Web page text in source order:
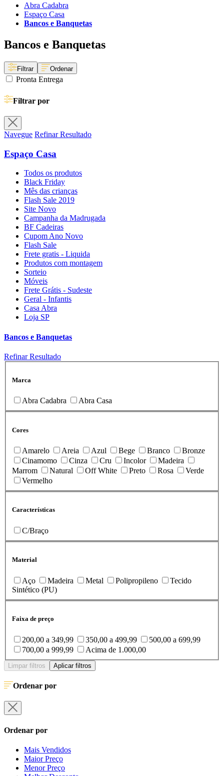
Abra Cadabra
Espaço Casa
Bancos e Banquetas
Bancos e Banquetas
Filtrar Ordenar
Pronta Entrega
Filtrar por
Navegue Refinar Resultado
Espaço Casa
Todos os produtos
Black Friday
Mês das crianças
Flash Sale 2019
Site Novo
Campanha da Madrugada
BF Cadeiras
Cupom Ano Novo
Flash Sale
Frete gratis - Liquida
Produtos com montagem
Sorteio
Móveis
Frete Grátis - Sudeste
Geral - Infantis
Casa Abra
Loja SP
Bancos e Banquetas
Refinar Resultado
Marca
Abra Cadabra Abra Casa
Cores
Amarelo Areia Azul Bege Branco
Bronze
Cinamomo
Cinza Cru Incolor
Madeira
Marrom
Natural Off White Preto Rosa
Verde
Vermelho
Características
C/Braço
Material
Aço Madeira Metal Polipropileno
Tecido
Sintético (PU)
Faixa de preço
200,00 a 349,99 350,00 a 499,99
500,00 a 699,99
700,00 a 999,99
Acima de 1.000,00
Limpar filtros Aplicar filtros
Ordenar por
Ordenar por
Mais Vendidos
Maior Preço
Menor Preço